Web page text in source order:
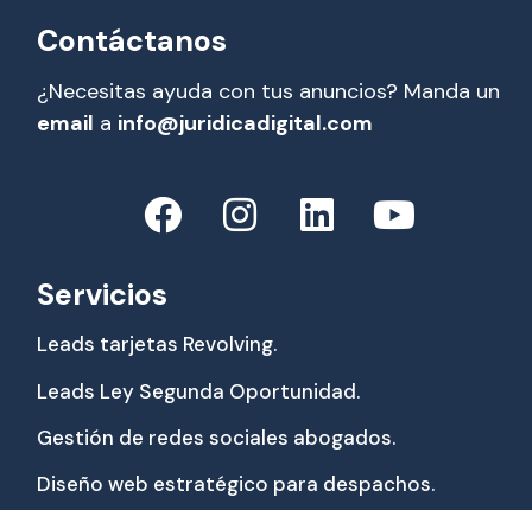
Contáctanos
¿Necesitas ayuda con tus anuncios? Manda un
email a info@juridicadigital.com
Servicios
Leads tarjetas Revolving.
Leads Ley Segunda Oportunidad.
Gestión de redes sociales abogados.
Diseño web estratégico para despachos.